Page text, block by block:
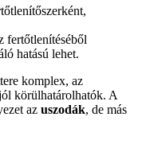
fertőtlenítéséből
hatású lehet.
komplex, az
körülhatárolhatók. A
az uszodák, de más